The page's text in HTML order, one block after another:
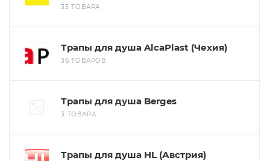
33 ТОВАРА
Трапы для душа AlcaPlast (Чехия)
36 ТОВАРОВ
Трапы для душа Berges
3 ТОВАРА
Трапы для душа HL (Австрия)